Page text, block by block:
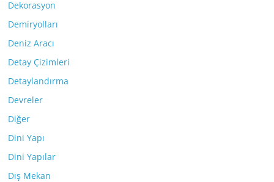
Dekorasyon
Demiryolları
Deniz Aracı
Detay Çizimleri
Detaylandırma
Devreler
Diğer
Dini Yapı
Dini Yapılar
Dış Mekan